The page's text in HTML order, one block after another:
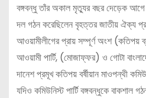
বঙ্গবন্ধু তাঁর অকাল মৃত্যুর বছর দেড়েক আগে
দল গঠন করেছিলেন বৃহত্তর জাতীয় ঐক্য
আওয়ামীলীগের প্রায় সম্পূর্ণ অংশ (কতিপয়
আওয়ামী পার্টি, (মোজাফ্ফর) ও গোটা
দানেশ প্রমূখ কতিপয় বর্ষীয়ান মাওপন্থী
যদিও কমিউনিস্ট পার্টি বঙ্গবন্ধুকে বাকশাল